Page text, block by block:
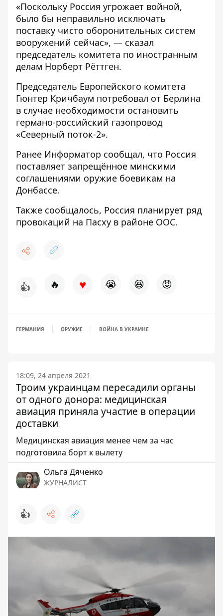
«Поскольку Россия угрожает войной,
было бы неправильно исключать
поставку чисто оборонительных систем
вооружений сейчас», — сказал
председатель комитета по иностранным
делам Норберт Рёттген.
Председатель Европейского комитета
Гюнтер Кричбаум потребовал от Берлина
в случае необходимости остановить
германо-российский газопровод
«Северный поток-2».
Ранее Информатор сообщал, что Россия
поставляет запрещённое минскими
соглашениями оружие боевикам на
Донбассе.
Также сообщалось, Россия планирует ряд
провокаций на Пасху в районе ООС.
👍 🔥 ♥ 😭 😆 😡
ГЕРМАНИЯ ОРУЖИЕ ВОЙНА В УКРАИНЕ
18:09, 24 апреля 2021
Троим украинцам пересадили органы
от одного донора: медицинская
авиация приняла участие в операции
доставки
Медицинская авиация менее чем за час
подготовила борт к вылету
Ольга Дяченко
ЖУРНАЛИСТ
👍